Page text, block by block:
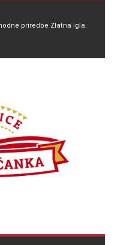
priredbe Zlatna igla.